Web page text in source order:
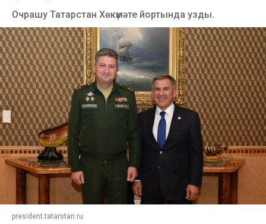
Очрашу Татарстан Хөкүмәте йортында узды.
president.tatarstan.ru